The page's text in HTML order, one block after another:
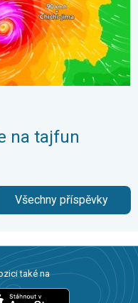
na tajfun
Všechny příspěvky
také na